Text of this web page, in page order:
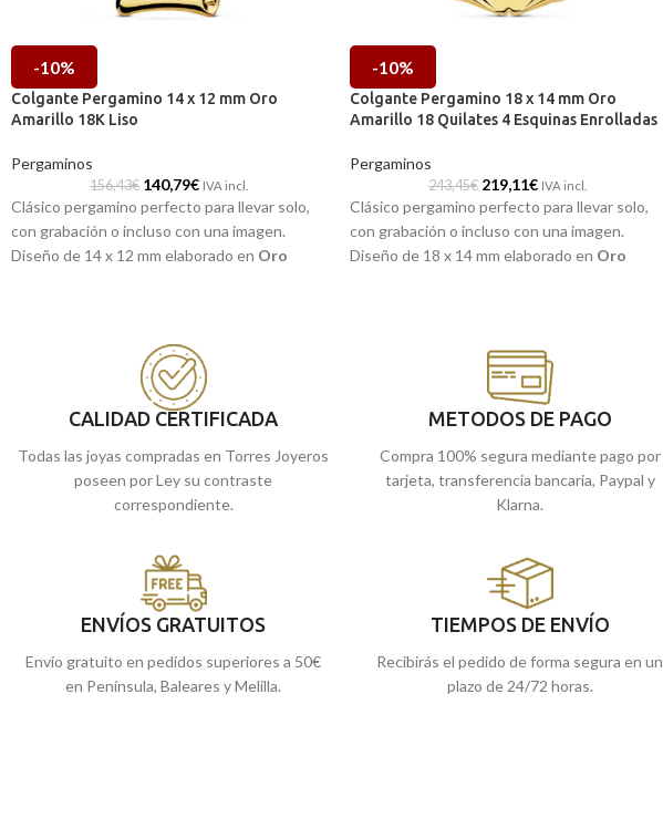
-10%
Colgante Pergamino 14 x 12 mm Oro
Amarillo 18K Liso
Pergaminos
156,43€ 140,79€ IVA incl.
Clásico pergamino perfecto para llevar solo,
con grabación o incluso con una imagen.
Diseño de 14 x 12 mm elaborado en Oro
llevarlo en tu día a día.
Encuéntrala en nuestras tiendas de
Málaga, o si lo prefieres, comprarla online y
-10%
Colgante Pergamino 18 x 14 mm Oro
Amarillo 18 Quilates 4 Esquinas Enrolladas
Pergaminos
243,45€ 219,11€ IVA incl.
Clásico pergamino perfecto para llevar solo,
con grabación o incluso con una imagen.
Diseño de 18 x 14 mm elaborado en Oro
sensación de movimiento. Perfecto para
llevarlo en tu día a día.
Encuéntrala en nuestras tiendas de
comprarla online y te la enviamos a casa.
CALIDAD CERTIFICADA
Todas las joyas compradas en Torres Joyeros
poseen por Ley su contraste
correspondiente.
METODOS DE PAGO
Compra 100% segura mediante pago por
tarjeta, transferencia bancaria, Paypal y
Klarna.
ENVÍOS GRATUITOS
Envío gratuito en pedidos superiores a 50€
en Península, Baleares y Melilla.
TIEMPOS DE ENVÍO
Recibirás el pedido de forma segura en un
plazo de 24/72 horas.